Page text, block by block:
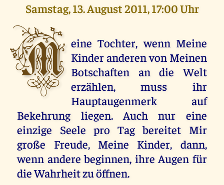
Samstag, 13. August 2011, 17:00 Uhr
M eine Tochter, wenn Meine
Kinder anderen von Meinen
Botschaften an die Welt
erzählen, muss ihr
Hauptaugenmerk auf
Bekehrung liegen. Auch nur eine
einzige Seele pro Tag bereitet Mir
große Freude, Meine Kinder, dann,
wenn andere beginnen, ihre Augen für
die Wahrheit zu öffnen.